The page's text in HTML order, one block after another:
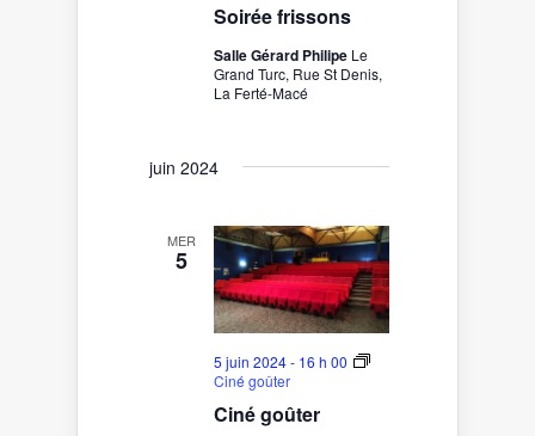
Soirée frissons
Salle Gérard Philipe Le
Grand Turc, Rue St Denis,
La Ferté-Macé
juin 2024
MER
5
Ciné goûter
5 juin 2024 - 16 h 00
Ciné goûter